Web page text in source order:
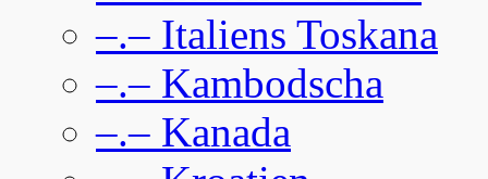
–.– Italiens Toskana
–.– Kambodscha
–.– Kanada